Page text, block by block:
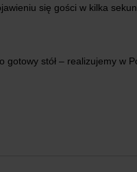
się gości w kilka
stół – realizujemy w